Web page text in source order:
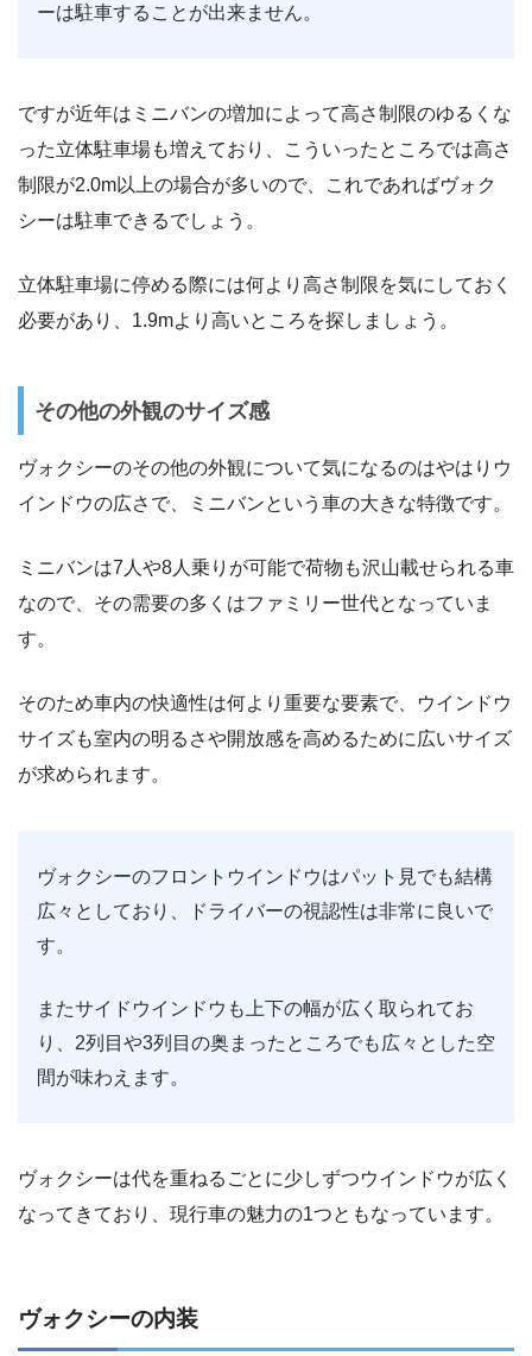
ーは駐車することが出来ません。
ですが近年はミニバンの増加によって高さ制限のゆるくな
った立体駐車場も増えており、こういったところでは高さ
制限が2.0m以上の場合が多いので、これであればヴォク
シーは駐車できるでしょう。
立体駐車場に停める際には何より高さ制限を気にしておく
必要があり、1.9mより高いところを探しましょう。
その他の外観のサイズ感
ヴォクシーのその他の外観について気になるのはやはりウ
インドウの広さで、ミニバンという車の大きな特徴です。
ミニバンは7人や8人乗りが可能で荷物も沢山載せられる車
なので、その需要の多くはファミリー世代となっていま
す。
そのため車内の快適性は何より重要な要素で、ウインドウ
サイズも室内の明るさや開放感を高めるために広いサイズ
が求められます。
ヴォクシーのフロントウインドウはパット見でも結構
広々としており、ドライバーの視認性は非常に良いで
す。
またサイドウインドウも上下の幅が広く取られてお
り、2列目や3列目の奥まったところでも広々とした空
間が味わえます。
ヴォクシーは代を重ねるごとに少しずつウインドウが広く
なってきており、現行車の魅力の1つともなっています。
ヴォクシーの内装